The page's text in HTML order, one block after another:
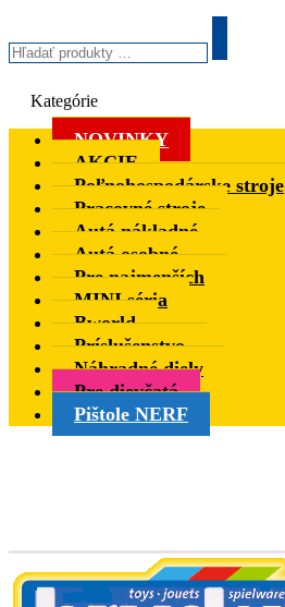
produkty
…
Kategórie
NOVINKY
AKCIE
Poľnohospodárske stroje
Pracovné stroje
Autá nákladné
Autá osobné
Pre najmenších
MINI séria
Bworld
Príslušenstvo
Náhradné diely
Pre dievčatá
Pištole NERF